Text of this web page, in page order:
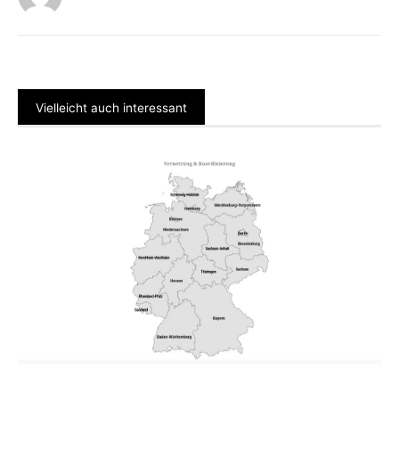
Vielleicht auch interessant